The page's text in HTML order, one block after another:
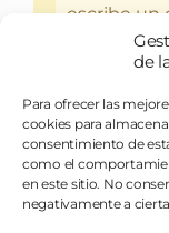
de
Para ofrecer las
cookies para
consentimiento de
como el
en este sitio. No
negativamente a
escribe un
del